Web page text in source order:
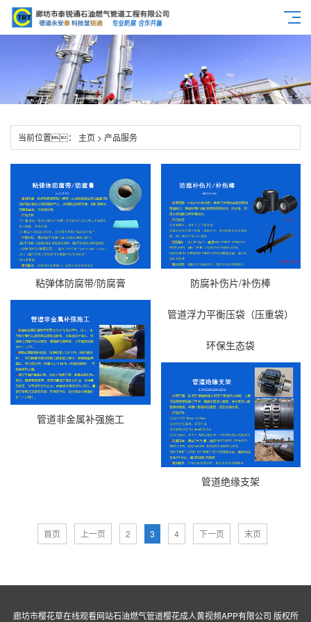
当前位置： 主页 > 产品服务
粘弹体防腐带/防腐膏 防腐补伤片/补伤棒
管道非金属补强施工
管道浮力平衡压袋（压重袋）
环保生态袋
管道绝缘支架
首页 上一页 2 3 4 下一页 末页
廊坊市樱花草在线观看网站石油燃气管道樱花成人黄视频APP有限公司 版权所